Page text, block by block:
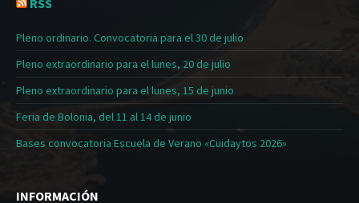
RSS
Pleno ordinario. Convocatoria para el 30 de julio
Pleno extraordinario para el lunes, 20 de julio
Pleno extraordinario para el lunes, 15 de junio
Feria de Bolonia, del 11 al 14 de junio
Bases convocatoria Escuela de Verano «Cuidaytos 2026»
INFORMACIÓN